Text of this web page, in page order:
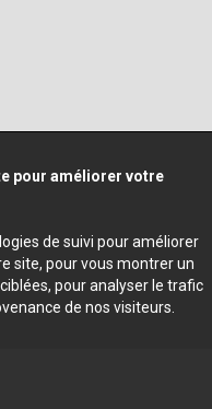
pour améliorer votre
de suivi pour améliorer
site, pour vous montrer un
pour analyser le trafic
de nos visiteurs.